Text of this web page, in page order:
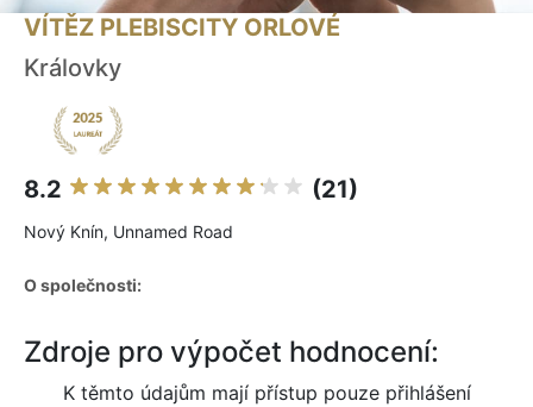
VÍTĚZ PLEBISCITY ORLOVÉ
Královky
8.2 (21)
Nový Knín, Unnamed Road
O společnosti:
Zdroje pro výpočet hodnocení:
K těmto údajům mají přístup pouze přihlášení